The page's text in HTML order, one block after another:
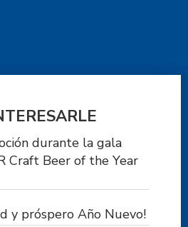
durante la gala
Craft Beer of the Year
y próspero Año Nuevo!